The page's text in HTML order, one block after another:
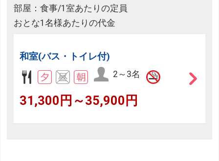
部屋：食事/1室あたりの定員
おとな1名様あたりの代金
和室(バス・トイレ付)
2～3名
31,300円～35,900円